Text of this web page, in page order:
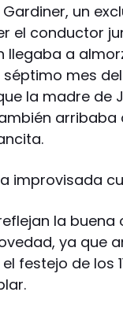
un
el conductor
llegaba a
mes
la madre de
arribaba
improvisada
la buena
ya que
festejo de los